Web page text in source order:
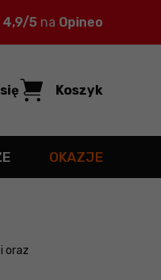
4,9/5 na Opineo
Koszyk
OKAZJE
oraz